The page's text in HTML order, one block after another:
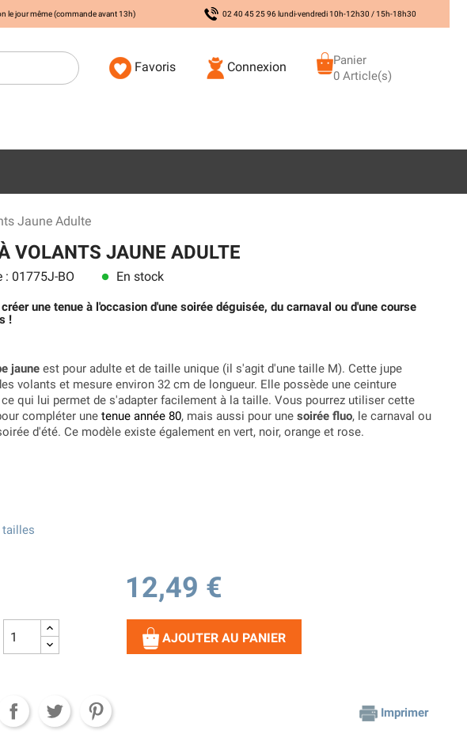
le jour même (commande avant 13h) 02 40 45 25 96 lundi-vendredi 10h-12h30 / 15h-18h30
Favoris Connexion
Panier
0 Article(s)
Jaune Adulte
VOLANTS JAUNE ADULTE
: 01775J-BO lens En stock
une tenue à l'occasion d'une soirée déguisée, du carnaval ou d'une course
!
jaune est pour adulte et de taille unique (il s'agit d'une taille M). Cette jupe
volants et mesure environ 32 cm de longueur. Elle possède une ceinture
qui lui permet de s'adapter facilement à la taille. Vous pourrez utiliser cette
compléter une tenue année 80, mais aussi pour une soirée fluo, le carnaval ou
d'été. Ce modèle existe également en vert, noir, orange et rose.
tailles
12,49 €
AJOUTER AU PANIER
Imprimer